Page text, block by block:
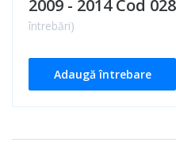
2009 - 2014 Cod
întrebări)
Adaugă întrebare